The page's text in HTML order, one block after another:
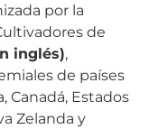
por la
de
inglés),
de países
Canadá, Estados
Zelanda y